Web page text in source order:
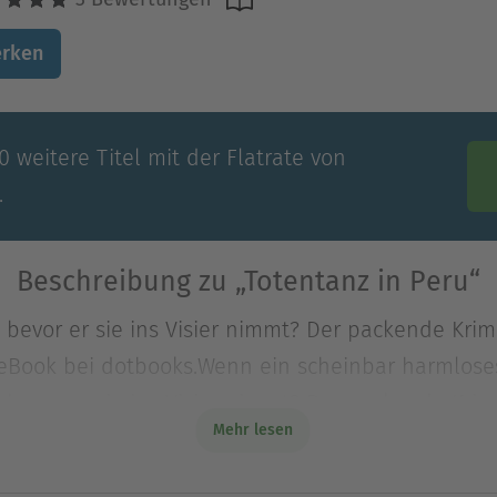
weitere Titel mit der Flatrate von
Beschreibung zu „Totentanz in Peru“
er sie ins Visier nimmt? Der packende
bei dotbooks.Wenn ein scheinbar
bei dotbooks.Wenn ein scheinbar
Mehr lesen